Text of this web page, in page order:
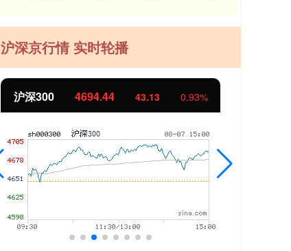
沪深京行情 实时轮播
北证50 1134.24 11.37 1.01%